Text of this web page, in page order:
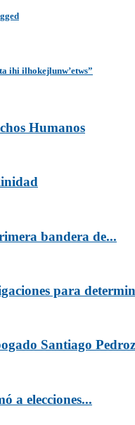
ihi ilhokejlunw’etws”
Humanos
bandera de...
para
Santiago
a elecciones...